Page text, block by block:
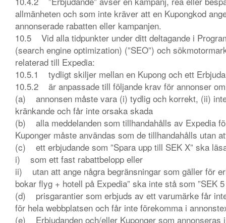
allmänheten och som inte kräver att en Kupongkod
annonserade rabatten eller kampanjen.
10.5 Vid alla tidpunkter under ditt deltagande i
(search engine optimization) (”SEO”) och
relaterad till Expedia:
10.5.1 tydligt skiljer mellan en Kupong och ett
10.5.2 är anpassade till följande krav för annonser
(a) annonsen måste vara (i) tydlig och korrekt, (ii)
kränkande och får inte orsaka skada
(b) alla meddelanden som tillhandahålls av Expedia
Kuponger måste användas som de tillhandahålls utan
(c) ett erbjudande som ”Spara upp till SEK X” ska
i) som ett fast rabattbelopp eller
ii) utan att ange några begränsningar som gäller för
bokar flyg + hotell på Expedia” ska inte stå som ”SEK
(d) prisgarantier som erbjuds av ett varumärke får
för hela webbplatsen och får inte förekomma i
(e) Erbjudanden och/eller Kuponger som